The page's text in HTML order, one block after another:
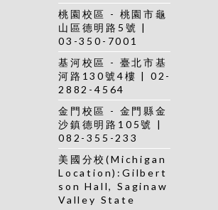
桃園校區 - 桃園市龜
山區德明路5號 |
03-350-7001
基河校區 - 臺北市基
河路130號4樓 | 02-
2882-4564
金門校區 - 金門縣金
沙鎮德明路105號 |
082-355-233
美國分校(Michigan
Location):Gilbert
son Hall, Saginaw
Valley State